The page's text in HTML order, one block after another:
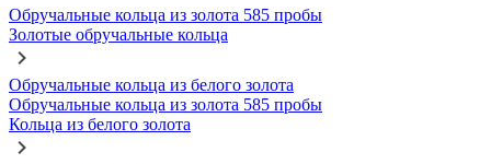
Обручальные кольца из золота 585 пробы
Золотые обручальные кольца
Обручальные кольца из белого золота
Обручальные кольца из золота 585 пробы
Кольца из белого золота